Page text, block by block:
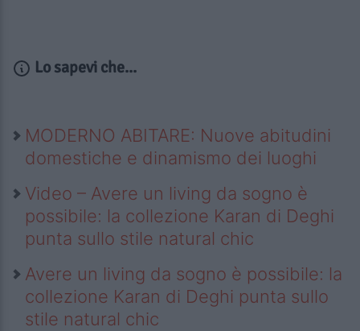
Lo sapevi che...
MODERNO ABITARE: Nuove abitudini
domestiche e dinamismo dei luoghi
Video – Avere un living da sogno è
possibile: la collezione Karan di Deghi
punta sullo stile natural chic
Avere un living da sogno è possibile: la
collezione Karan di Deghi punta sullo
stile natural chic